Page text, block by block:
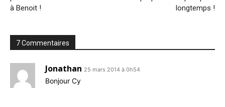
à Benoit !
longtemps !
7 Commentaires
Jonathan 25 mars 2014 à 0h54
Bon­jour Cy